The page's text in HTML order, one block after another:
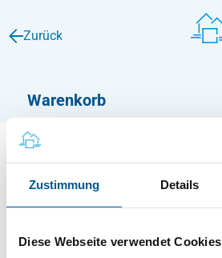
Zustimmung Details
Diese Webseite verwendet Cookies
Zurück
Warenkorb